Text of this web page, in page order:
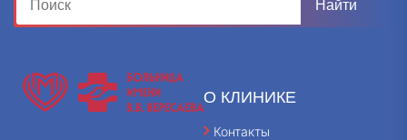
О КЛИНИКЕ
Контакты